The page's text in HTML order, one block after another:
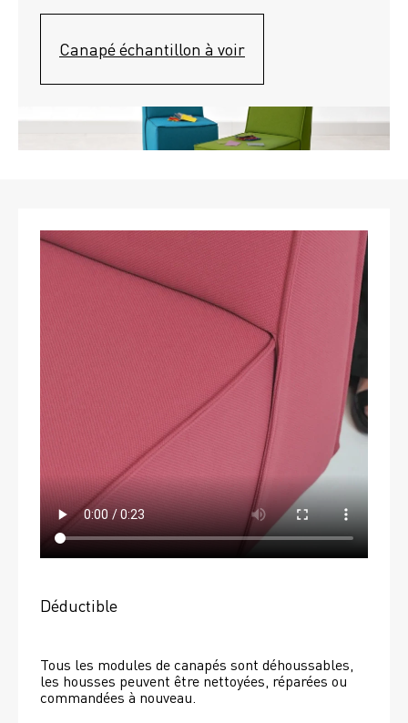
Canapé échantillon à voir
Déductible
Tous les modules de canapés sont déhoussables,
les housses peuvent être nettoyées, réparées ou
commandées à nouveau.